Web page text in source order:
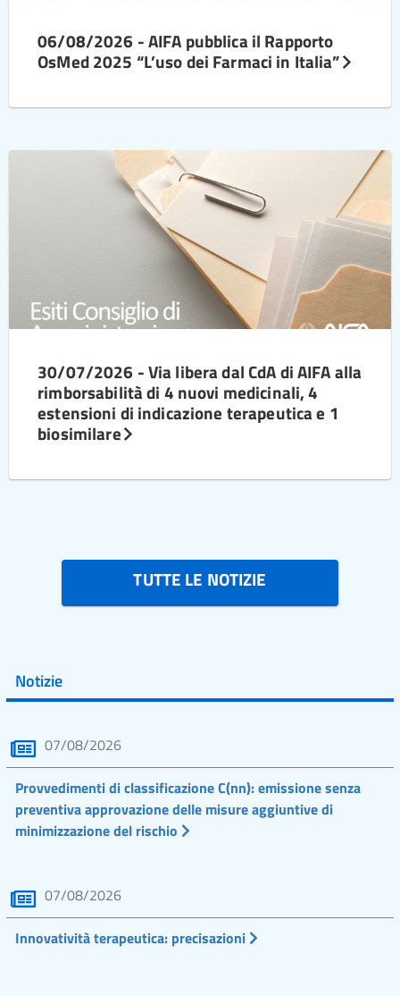
06/08/2026 - AIFA pubblica il Rapporto
OsMed 2025 “L’uso dei Farmaci in Italia”
30/07/2026 - Via libera dal CdA di AIFA alla
rimborsabilità di 4 nuovi medicinali, 4
estensioni di indicazione terapeutica e 1
biosimilare
TUTTE LE NOTIZIE
Notizie
07/08/2026
Provvedimenti di classificazione C(nn): emissione senza
preventiva approvazione delle misure aggiuntive di
minimizzazione del rischio
07/08/2026
Innovatività terapeutica: precisazioni